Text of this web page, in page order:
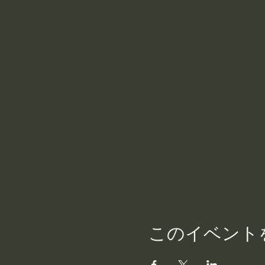
このイベント